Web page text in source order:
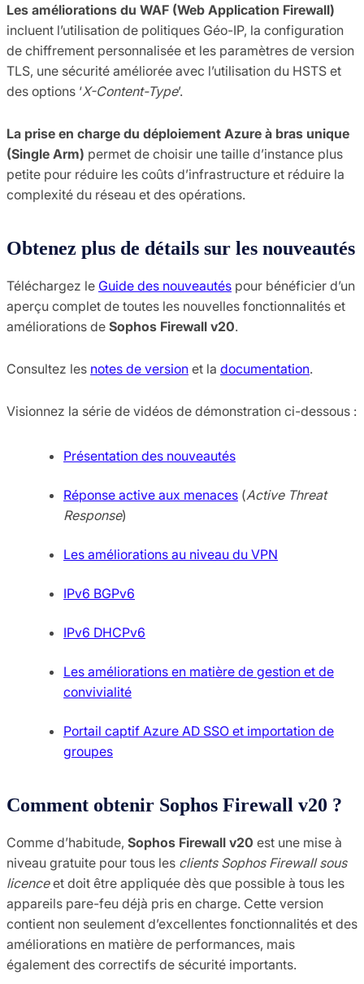
Les améliorations du WAF (Web Application Firewall)
incluent l’utilisation de politiques Géo-IP, la configuration
de chiffrement personnalisée et les paramètres de version
TLS, une sécurité améliorée avec l’utilisation du HSTS et
des options ‘X-Content-Type’.
La prise en charge du déploiement Azure à bras unique
(Single Arm) permet de choisir une taille d’instance plus
petite pour réduire les coûts d’infrastructure et réduire la
complexité du réseau et des opérations.
Obtenez plus de détails sur les nouveautés
Téléchargez le Guide des nouveautés pour bénéficier d’un
aperçu complet de toutes les nouvelles fonctionnalités et
améliorations de Sophos Firewall v20.
Consultez les notes de version et la documentation.
Visionnez la série de vidéos de démonstration ci-dessous :
Présentation des nouveautés
Réponse active aux menaces (Active Threat
Response)
Les améliorations au niveau du VPN
IPv6 BGPv6
IPv6 DHCPv6
Les améliorations en matière de gestion et de
convivialité
Portail captif Azure AD SSO et importation de
groupes
Comment obtenir Sophos Firewall v20 ?
Comme d’habitude, Sophos Firewall v20 est une mise à
niveau gratuite pour tous les clients Sophos Firewall sous
licenceet doit être appliquée dès que possible à tous les
appareils pare-feu déjà pris en charge. Cette version
contient non seulement d’excellentes fonctionnalités et des
améliorations en matière de performances, mais
également des correctifs de sécurité importants.